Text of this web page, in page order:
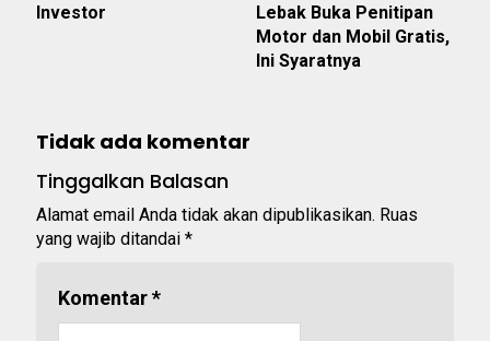
Investor
Lebak Buka Penitipan
Motor dan Mobil Gratis,
Ini Syaratnya
Tidak ada komentar
Tinggalkan Balasan
Alamat email Anda tidak akan dipublikasikan. Ruas
yang wajib ditandai *
Komentar*